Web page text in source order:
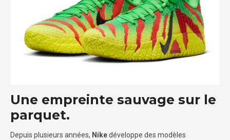
Une empreinte sauvage sur le
parquet.
Depuis plusieurs années, Nikedéveloppe des modèles